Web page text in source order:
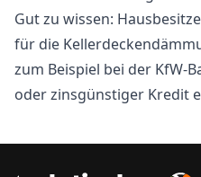
Gut zu wissen:
für die
zum Beispiel bei der KfW-
oder zinsgünstiger Kredit